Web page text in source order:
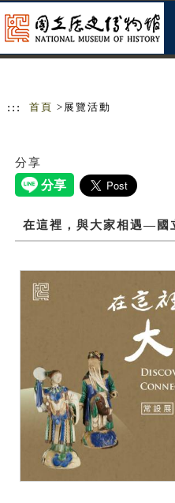
::: 首頁 >展覽活動
分享
在這裡，與大家相遇—國